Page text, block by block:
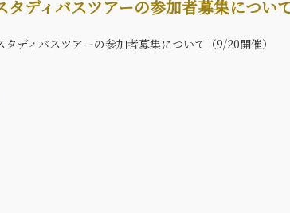
ディバスツアーの参加者募集につい
ディバスツアーの参加者募集について（9/20開催）